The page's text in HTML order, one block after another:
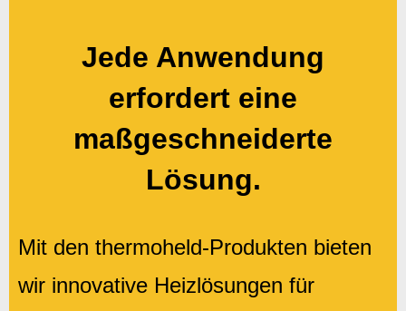
Jede Anwendung
erfordert eine
maßgeschneiderte
Lösung.
Mit den thermoheld-Produkten bieten
wir innovative Heizlösungen für